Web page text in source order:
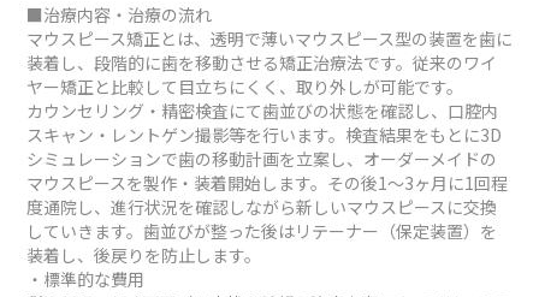
■治療内容・治療の流れ
マウスピース矯正とは、透明で薄いマウスピース型の装置を歯に
装着し、段階的に歯を移動させる矯正治療法です。従来のワイ
ヤー矯正と比較して目立ちにくく、取り外しが可能です。
カウンセリング・精密検査にて歯並びの状態を確認し、口腔内
スキャン・レントゲン撮影等を行います。検査結果をもとに3D
シミュレーションで歯の移動計画を立案し、オーダーメイドの
マウスピースを製作・装着開始します。その後1～3ヶ月に1回程
度通院し、進行状況を確認しながら新しいマウスピースに交換
していきます。歯並びが整った後はリテーナー（保定装置）を
装着し、後戻りを防止します。
・標準的な費用